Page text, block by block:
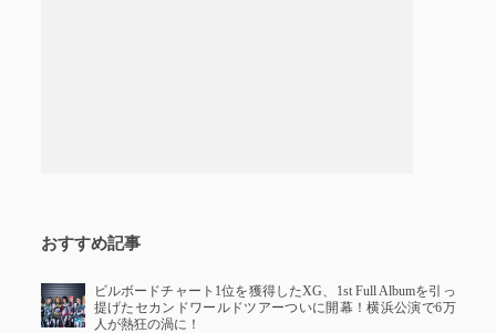
おすすめ記事
ビルボードチャート1位を獲得したXG、1st Full Albumを引っ
提げたセカンドワールドツアーついに開幕！横浜公演で6万
人が熱狂の渦に！